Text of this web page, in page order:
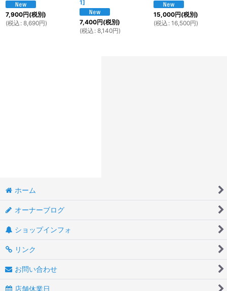
7,900円(税別)
(税込 : 8,690円)
1]
7,400円(税別)
(税込 : 8,140円)
15,000円(税別)
(税込 : 16,500円)
ホーム
オーナーブログ
ショップインフォ
リンク
お問い合わせ
店舗休業日